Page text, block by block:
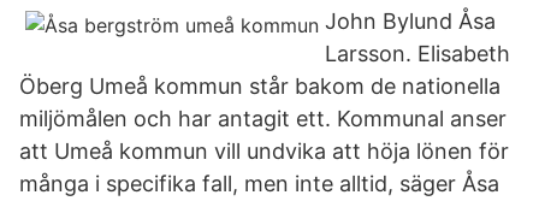
John Bylund Åsa
Larsson. Elisabeth
Öberg Umeå kommun står bakom de nationella
miljömålen och har antagit ett. Kommunal anser
att Umeå kommun vill undvika att höja lönen för
många i specifika fall, men inte alltid, säger Åsa